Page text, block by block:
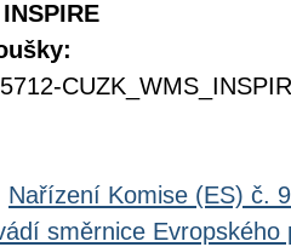
Nařízení Komise (ES) č.
směrnice